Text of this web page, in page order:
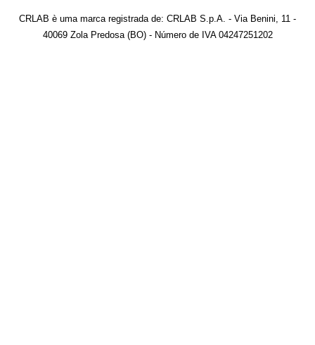
CRLAB è uma marca registrada de: CRLAB S.p.A. - Via Benini, 11 -
40069 Zola Predosa (BO) - Número de IVA 04247251202